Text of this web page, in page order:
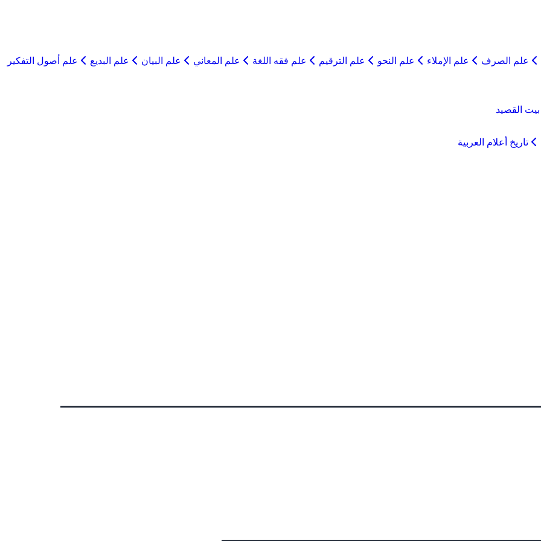
علم الصرف علم الإملاء علم النحو علم الترقيم علم فقه اللغة علم المعاني علم البيان علم البديع علم أصول التفكير
القصيد
تاريخ أعلام العربية